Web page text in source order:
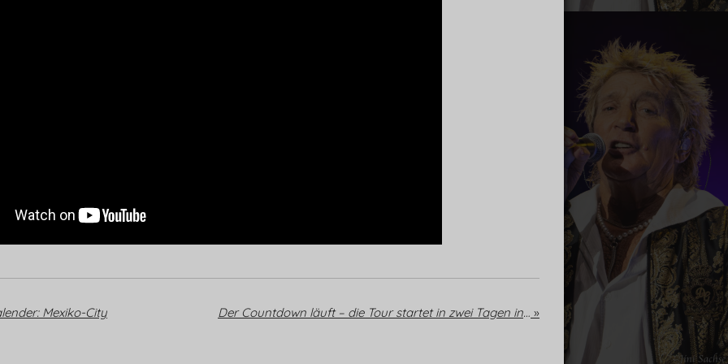
Mexiko-City Der Countdown läuft – die Tour startet in zwei Tagen in Atlantic City »